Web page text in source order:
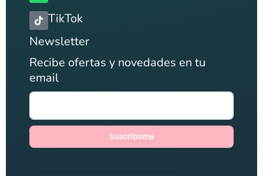
TikTok
Newsletter
Recibe ofertas y novedades en tu
email
Suscribirme